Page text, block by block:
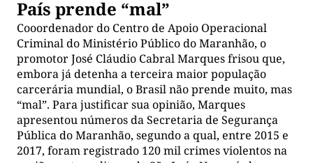
País prende “mal”
Cooordenador do Centro de Apoio Operacional
Criminal do Ministério Público do Maranhão, o
promotor José Cláudio Cabral Marques frisou que,
embora já detenha a terceira maior população
carcerária mundial, o Brasil não prende muito, mas
“mal”. Para justificar sua opinião, Marques
apresentou números da Secretaria de Segurança
Pública do Maranhão, segundo a qual, entre 2015 e
2017, foram registrado 120 mil crimes violentos na